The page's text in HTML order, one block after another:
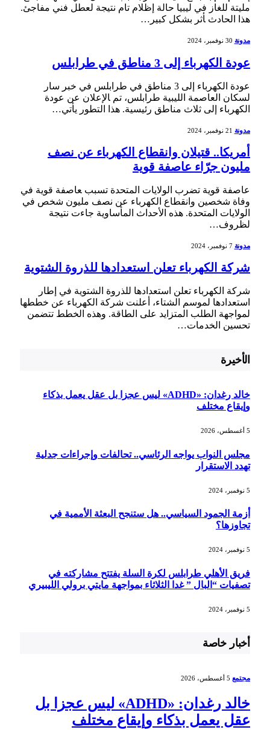
مليتة للغاز في ليبيا حالة إظلام تام نتيجة لعطل ‌فني مفاجئ.
هذا الحادث ‍أثر بشكل كبير…
مدونة 30 نوفمبر، 2024
عودة الكهرباء إلى 3 مناطق في طرابلس
عودة الكهرباء إلى 3 مناطق في طرابلس في ⁣خبر ​سار
لسكان العاصمة‍ الليبية طرابلس، تم ‍الإعلان عن عودة
الكهرباء إلى ثلاث مناطق ‌رئيسية. هذا التطور يأتي…
مدونة 21 نوفمبر، 2024
أمريكا.. قتيلان وانقطاع الكهرباء عن نصف
مليون جرّاء عاصفة قوية
عاصفة ⁢قوية⁤ تضرب الولايات‌ المتحدة تسبب ‍عاصفة قوية في
وفاة شخصين ​وانقطاع الكهرباء عن نصف مليون شخص في
الولايات المتحدة. هذه الأحداث المأساوية ⁤جاءت نتيجة
لظروف…
مدونة 7 نوفمبر، 2024
شركة الكهرباء تعلن استعدادها للذروة الشتوية
شركة الكهرباء تعلن استعدادها للذروة الشتوية في إطار
استعدادها لموسم الشتاء، أعلنت شركة الكهرباء عن خططها
لمواجهة الطلب المتزايد على الطاقة. وهذه الخطط تتضمن
تحسين الخدمات…
الأخيرة
خالد رغدان: «ADHD» ليس عجزا بل عقل يعمل بذكاء
وإيقاع مختلف
مجلس النواب يواجه الرئاسي.. تحالفات وإجراءات جدلية
تهدد الاستقرار
أزمة الجمود السياسي.. هل ستنجح البعثة الأممية في
تجاوزها؟
فريق الأهلي طرابلس لكرة السلة يفتتح مشاركته في
تصفيات “البال ” غدا الثلاثاء بمواجهة مايتي برولي الليبيري
أخبار خاصة
مجتمع 5 أغسطس، 2026
خالد رغدان: «ADHD» ليس عجزا بل
عقل يعمل بذكاء وإيقاع مختلف